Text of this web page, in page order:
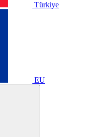
Türkiye
EU